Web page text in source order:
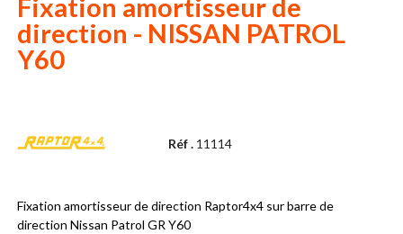
Fixation amortisseur de
direction - NISSAN PATROL
Y60
Réf . 11114
Fixation amortisseur de direction Raptor4x4 sur barre de
direction Nissan Patrol GR Y60